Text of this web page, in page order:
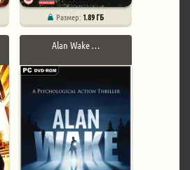
Размер: 1.89 ГБ
Alan Wake …